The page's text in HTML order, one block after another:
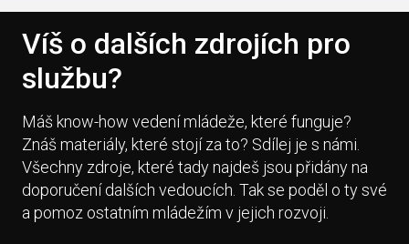
Víš o dalších zdrojích pro
službu?
Máš know-how vedení mládeže, které funguje?
Znáš materiály, které stojí za to? Sdílej je s námi.
Všechny zdroje, které tady najdeš jsou přidány na
doporučení dalších vedoucích. Tak se poděl o ty své
a pomoz ostatním mládežím v jejich rozvoji.